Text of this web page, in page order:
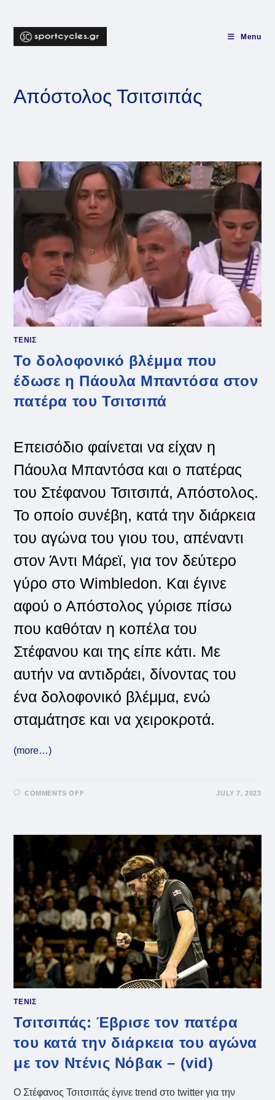
content
Menu
Απόστολος Τσιτσιπάς
ΤΕΝΙΣ
Το δολοφονικό βλέμμα που
έδωσε η Πάουλα Μπαντόσα στον
πατέρα του Τσιτσιπά
Επεισόδιο φαίνεται να είχαν η
Πάουλα Μπαντόσα και ο πατέρας
του Στέφανου Τσιτσιπά, Απόστολος.
Το οποίο συνέβη, κατά την διάρκεια
του αγώνα του γιου του, απέναντι
στον Άντι Μάρεϊ, για τον δεύτερο
γύρο στο Wimbledon. Και έγινε
αφού ο Απόστολος γύρισε πίσω
που καθόταν η κοπέλα του
Στέφανου και της είπε κάτι. Με
αυτήν να αντιδράει, δίνοντας του
ένα δολοφονικό βλέμμα, ενώ
σταμάτησε και να χειροκροτά.
(more…)
COMMENTS OFF
ΠΆΟΥΛΑ
ΜΠΑΝΤΌΣΑ
ΣΤΟΝ
ΠΑΤΈΡΑ
ΤΟΥ
ΤΣΙΤΣΙΠΆ
JULY 7, 2023
ΤΕΝΙΣ
Τσιτσιπάς: Έβρισε τον πατέρα
του κατά την διάρκεια του αγώνα
με τον Ντένις Νόβακ – (vid)
Ο Στέφανος Τσιτσιπάς έγινε trend στο twitter για την